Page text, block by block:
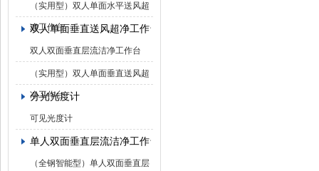
（实用型）双人单面水平送风超
净工作台
双人单面垂直送风超净工作台
双人双面垂直层流洁净工作台
（实用型）双人单面垂直送风超
净工作台
分光光度计
可见光度计
单人双面垂直层流洁净工作台
（全钢智能型）单人双面垂直层